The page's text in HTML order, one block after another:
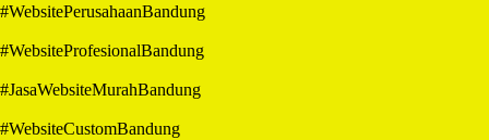
#WebsitePerusahaanBandung
#WebsiteProfesionalBandung
#JasaWebsiteMurahBandung
#WebsiteCustomBandung